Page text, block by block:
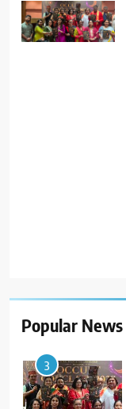
Popular News
3